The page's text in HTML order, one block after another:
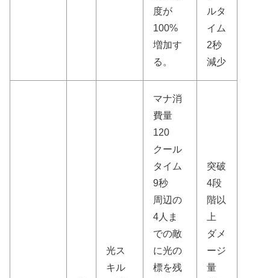
度が
100%
増加す
る。
ルタ
イム
2秒
減少
光ス
キル
マナ消
費量
120
クール
タイム
9秒
周辺の
4人ま
での敵
に光の
標を残
突破
4段
階以
上
ダメ
ージ
量